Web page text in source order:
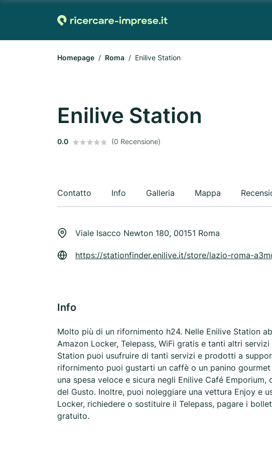
Homepage Roma Enilive Station
Enilive Station
0.0 (0 Recensione)
Contatto Info Galleria Mappa
Viale Isacco Newton 180, 00151 Roma
https://stationfinder.enilive.it/store/lazio-roma-
Info
Molto più di un rifornimento h24. Nelle Enilive Station
Amazon Locker, Telepass, WiFi gratis e tanti altri
Station puoi usufruire di tanti servizi e prodotti a
rifornimento puoi gustarti un caffè o un panino
una spesa veloce e sicura negli Enilive Café
del Gusto. Inoltre, puoi noleggiare una vettura Enjoy e
Locker, richiedere o sostituire il Telepass, pagare i
gratuito.